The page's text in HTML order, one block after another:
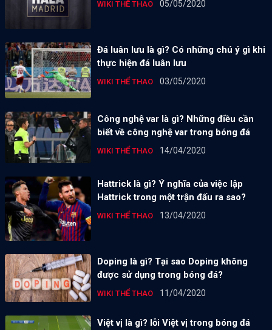
WIKI THỂ THAO 05/05/2020
Đá luân lưu là gì? Có những chú ý gì khi
thực hiện đá luân lưu
WIKI THỂ THAO 03/05/2020
Công nghệ var là gì? Những điều cần
biết về công nghệ var trong bóng đá
WIKI THỂ THAO 14/04/2020
Hattrick là gì? Ý nghĩa của việc lập
Hattrick trong một trận đấu ra sao?
WIKI THỂ THAO 13/04/2020
Doping là gì? Tại sao Doping không
được sử dụng trong bóng đá?
WIKI THỂ THAO 11/04/2020
Việt vị là gì? lỗi Việt vị trong bóng đá